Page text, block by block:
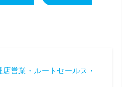
営業・ルートセールス・